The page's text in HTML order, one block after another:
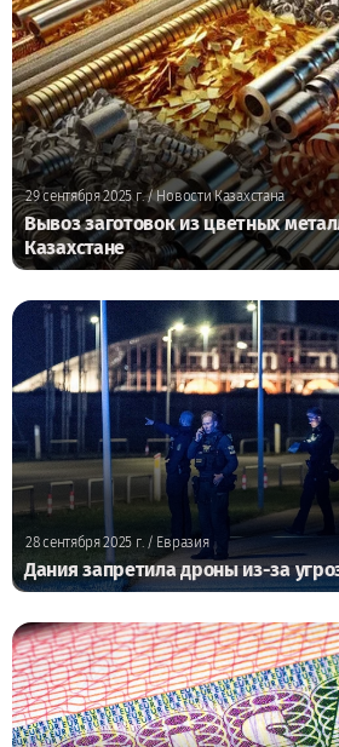
29 сентября 2025 г./ Новости Казахстана
Вывоз заготовок из цветных
Казахстане
28 сентября 2025 г. / Евразия
Дания запретила дроны из-за